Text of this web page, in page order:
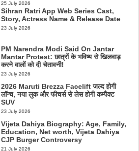
25 July 2026
Sihran Ratri App Web Series Cast,
Story, Actress Name & Release Date
23 July 2026
PM Narendra Modi Said On Jantar
Mantar Protest: छात्रों के भविष्य से खिलवाड़
करने वालों को दी चेतावनी!
23 July 2026
2026 Maruti Brezza Facelift जल्द होगी
लॉन्च, नया लुक और फीचर्स से लेस होगी कम्पैक्ट
SUV
23 July 2026
Vijeta Dahiya Biography: Age, Family,
Education, Net worth, Vijeta Dahiya
CJP Burger Controversy
21 July 2026